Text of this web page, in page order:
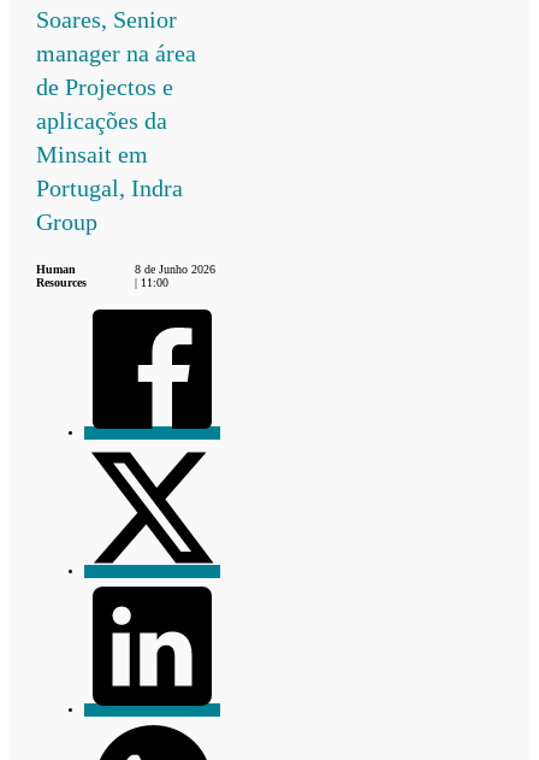
Soares, Senior
manager na área
de Projectos e
aplicações da
Minsait em
Portugal, Indra
Group
Human
Resources
8 de Junho 2026
| 11:00